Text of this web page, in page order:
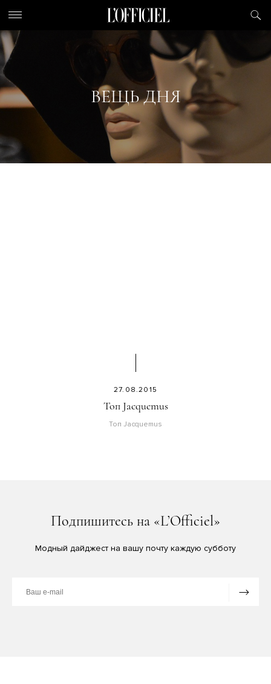
ВЕЩЬ ДНЯ
27.08.2015
Топ Jacquemus
Топ Jacquemus
Подпишитесь на «L’Officiel»
Модный дайджест на вашу почту каждую субботу